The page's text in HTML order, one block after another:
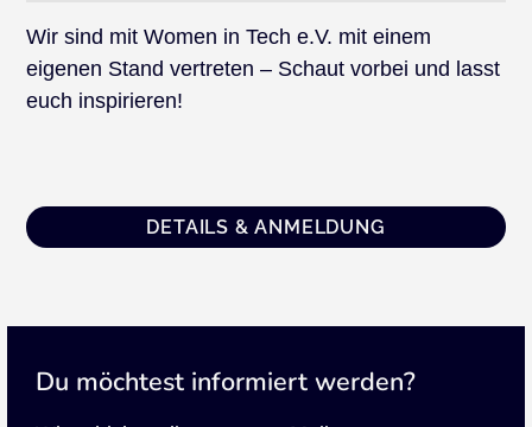
Wir sind mit Women in Tech e.V. mit einem
eigenen Stand vertreten – Schaut vorbei und lasst
euch inspirieren!
DETAILS & ANMELDUNG
Du möchtest informiert werden?